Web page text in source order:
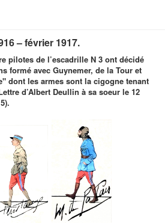
– février 1917.
pilotes de l’escadrille N 3 ont décidé
formé avec Guynemer, de la Tour et
dont les armes sont la cigogne tenant
d’Albert Deullin à sa soeur le 12